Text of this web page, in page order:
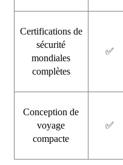
Certifications de
sécurité
mondiales
complètes
✅
Conception de
voyage
compacte
✅